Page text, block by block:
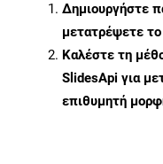
Δημιουργήστε
μετατρέψετε
Καλέστε τη
SlidesApi για
επιθυμητή